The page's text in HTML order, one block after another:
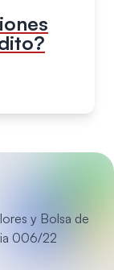
y Bolsa de
006/22